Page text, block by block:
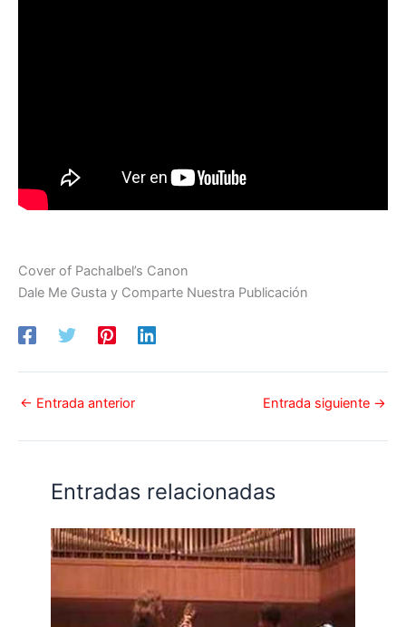
Cover of Pachalbel’s Canon
Dale Me Gusta y Comparte Nuestra Publicación
← Entrada anterior Entrada siguiente →
Entradas relacionadas